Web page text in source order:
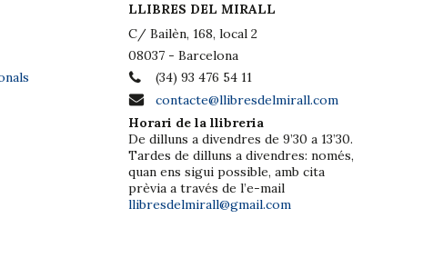
LLIBRES DEL MIRALL
C/ Bailèn, 168, local 2
08037 - Barcelona
(34) 93 476 54 11
contacte@llibresdelmirall.com
Horari de la llibreria
De dilluns a divendres de 9’30 a 13’30.
Tardes de dilluns a divendres: només,
quan ens sigui possible, amb cita
prèvia a través de l’e-mail
llibresdelmirall@gmail.com